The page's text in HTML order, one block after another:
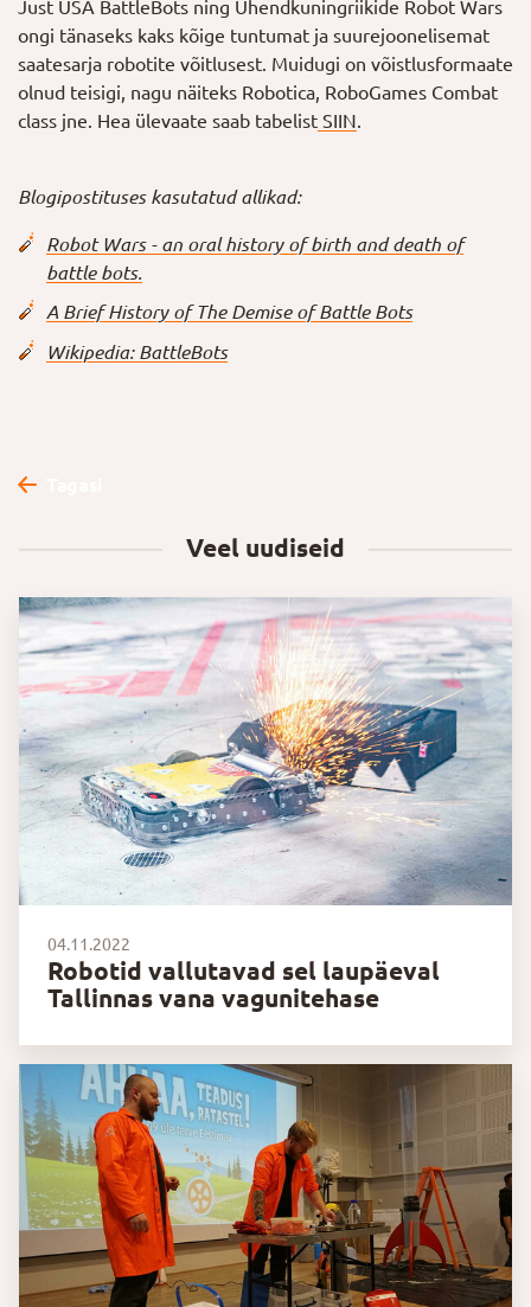
Just USA BattleBots ning Ühendkuningriikide Robot Wars
ongi tänaseks kaks kõige tuntumat ja suurejoonelisemat
saatesarja robotite võitlusest. Muidugi on võistlusformaate
olnud teisigi, nagu näiteks Robotica, RoboGames Combat
class jne. Hea ülevaate saab tabelist SIIN.
Blogipostituses kasutatud allikad:
Robot Wars - an oral history of birth and death of
battle bots.
A Brief History of The Demise of Battle Bots
Wikipedia: BattleBots
Veel uudiseid
04.11.2022
Robotid vallutavad sel laupäeval
Tallinnas vana vagunitehase